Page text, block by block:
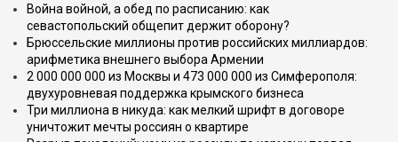
Война войной, а обед по расписанию: как
севастопольский общепит держит оборону?
Брюссельские миллионы против российских миллиардов:
арифметика внешнего выбора Армении
2 000 000 000 из Москвы и 473 000 000 из Симферополя:
двухуровневая поддержка крымского бизнеса
Три миллиона в никуда: как мелкий шрифт в договоре
уничтожит мечты россиян о квартире